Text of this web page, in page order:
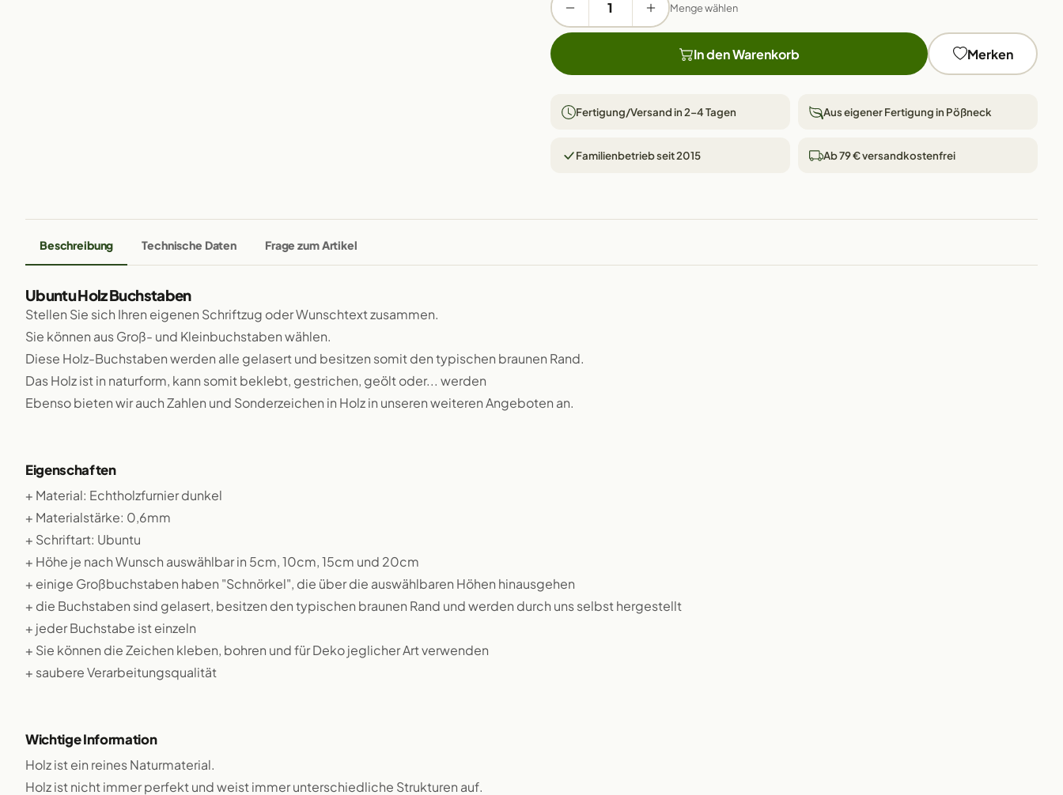
Menge wählen
In den Warenkorb Merken
Fertigung/Versand in 2–4 Tagen Aus eigener Fertigung in Pößneck
Familienbetrieb seit 2015 Ab 79 € versandkostenfrei
Beschreibung Technische Daten Frage zum Artikel
Ubuntu Holz Buchstaben
Stellen Sie sich Ihren eigenen Schriftzug oder Wunschtext zusammen.
Sie können aus Groß- und Kleinbuchstaben wählen.
Diese Holz-Buchstaben werden alle gelasert und besitzen somit den typischen braunen Rand.
Das Holz ist in naturform, kann somit beklebt, gestrichen, geölt oder... werden
Ebenso bieten wir auch Zahlen und Sonderzeichen in Holz in unseren weiteren Angeboten an.
Eigenschaften
+ Material: Echtholzfurnier dunkel
+ Materialstärke: 0,6mm
+ Schriftart: Ubuntu
+ Höhe je nach Wunsch auswählbar in 5cm, 10cm, 15cm und 20cm
+ einige Großbuchstaben haben "Schnörkel", die über die auswählbaren Höhen hinausgehen
+ die Buchstaben sind gelasert, besitzen den typischen braunen Rand und werden durch uns selbst hergestellt
+ jeder Buchstabe ist einzeln
+ Sie können die Zeichen kleben, bohren und für Deko jeglicher Art verwenden
+ saubere Verarbeitungsqualität
Wichtige Information
Holz ist ein reines Naturmaterial.
Holz ist nicht immer perfekt und weist immer unterschiedliche Strukturen auf.